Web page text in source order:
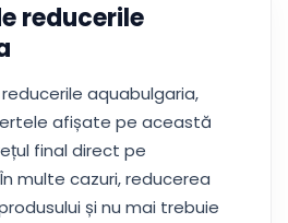
reducerile
aquabulgaria,
afișate pe această
final direct pe
multe cazuri, reducerea
și nu mai trebuie